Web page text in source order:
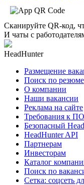
Сканируйте QR-код,
И чаты с
HeadHunter
Размещение
Поиск по резюме
О компании
Наши вакансии
Реклама на сайте
Требования к ПО
Безопасный
HeadHunter API
Партнерам
Инвесторам
Каталог
Поиск по
Сетка: соцсеть